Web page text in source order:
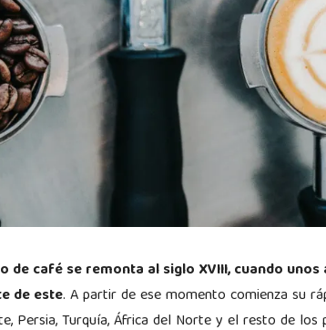
de café se remonta al siglo XVIII, cuando
de este. A partir de ese momento comienza su
Persia, Turquía, África del Norte y el resto de los